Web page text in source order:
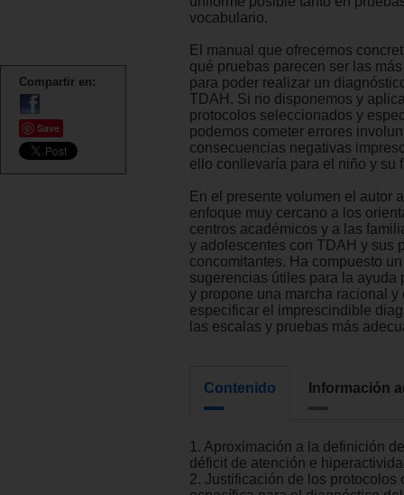
Compartir en:
Save
vocabulario.
El manual que ofrecemos
qué pruebas parecen ser las
para poder realizar un
TDAH. Si no disponemos y
protocolos seleccionados y
podemos cometer errores
consecuencias negativas
ello conllevaría para el niño y su
En el presente volumen el autor
enfoque muy cercano a los
centros académicos y a las
y adolescentes con TDAH y sus
concomitantes. Ha compuesto
sugerencias útiles para la ayuda
y propone una marcha racional y
especificar el imprescindible
las escalas y pruebas más
Contenido Información
1. Aproximación a la definición
déficit de atención e
2. Justificación de los protocolos